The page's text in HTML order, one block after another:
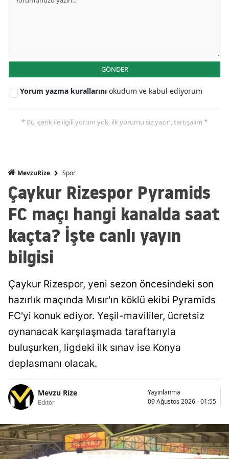
GÖNDER
Yorum yazma kurallarını okudum ve kabul ediyorum
* Bu içerik ile ilgili yorum yok, ilk yorumu siz yazın, tartışalım *
MevzuRize Spor
Çaykur Rizespor Pyramids
FC maçı hangi kanalda saat
kaçta? İşte canlı yayın
bilgisi
Çaykur Rizespor, yeni sezon öncesindeki son
hazırlık maçında Mısır'ın köklü ekibi Pyramids
FC'yi konuk ediyor. Yeşil-mavililer, ücretsiz
oynanacak karşılaşmada taraftarıyla
buluşurken, ligdeki ilk sınav ise Konya
deplasmanı olacak.
Mevzu Rize
Editör
Yayınlanma
09 Ağustos 2026 - 01:55